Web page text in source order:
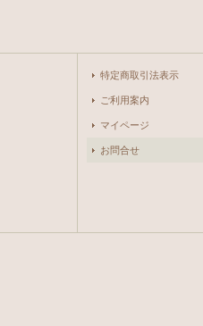
特定商取引法表示
ご利用案内
マイページ
お問合せ